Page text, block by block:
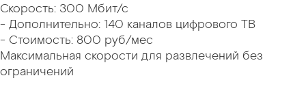
Скорость: 300 Мбит/с
- Дополнительно: 140 каналов цифрового ТВ
- Стоимость: 800 руб/мес
Максимальная скорости для развлечений без
ограничений